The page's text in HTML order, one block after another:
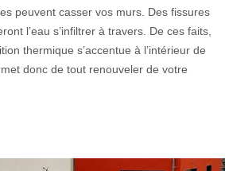
peuvent casser vos murs. Des fissures
l’eau s’infiltrer à travers. De ces faits,
thermique s’accentue à l’intérieur de
donc de tout renouveler de votre